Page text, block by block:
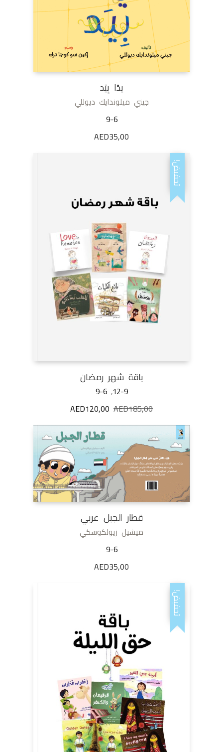
يدًا بِيَد
جيني ميلوندايك ديوللي
9-6
AED35,00
تخفيض!
باقة شهر رمضان
12-9
,
9-6
AED185,00
السعر
هو:
AED185,00.
AED120,00
السعر
هو:
AED120,00.
قطار الجبل عربي
ميشيل زيولكوسكي
9-6
AED35,00
تخفيض!